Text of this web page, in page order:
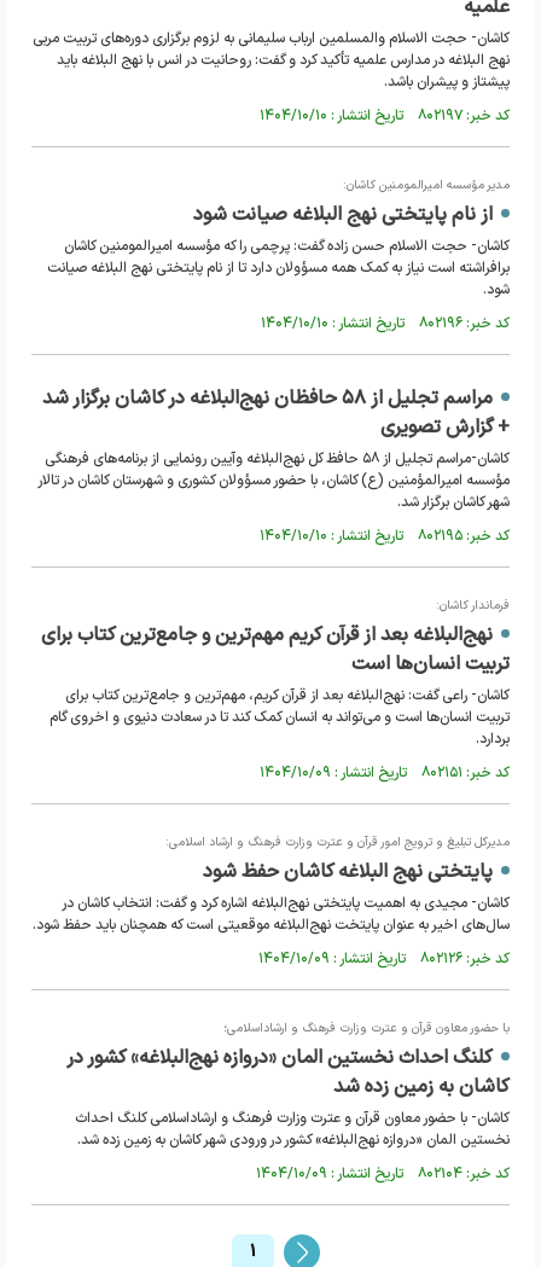
علمیه
کاشان- حجت الاسلام والمسلمین ارباب سلیمانی به لزوم برگزاری دوره‌های تربیت مربی
نهج البلاغه در مدارس علمیه تأکید کرد و گفت: روحانیت در انس با نهج البلاغه باید
پیشتاز و پیشران باشد.
کد خبر: ۸۰۲۱۹۷ تاریخ انتشار : ۱۴۰۴/۱۰/۱۰
مدیر مؤسسه امیرالمومنین کاشان:
از نام پایتختی نهج البلاغه صیانت شود
کاشان- حجت الاسلام حسن زاده گفت: پرچمی را که مؤسسه امیرالمومنین کاشان
برافراشته است نیاز به کمک همه مسؤولان دارد تا از نام پایتختی نهج البلاغه صیانت
شود.
کد خبر: ۸۰۲۱۹۶ تاریخ انتشار : ۱۴۰۴/۱۰/۱۰
مراسم تجلیل از ۵۸ حافظان نهج‌البلاغه در کاشان برگزار شد
+ گزارش تصویری
کاشان-مراسم تجلیل از ۵۸ حافظ کل نهج‌البلاغه وآیین رونمایی از برنامه‌های فرهنگی
مؤسسه امیرالمؤمنین (ع) کاشان، با حضور مسؤولان کشوری و شهرستان کاشان در تالار
شهر کاشان برگزار شد.
کد خبر: ۸۰۲۱۹۵ تاریخ انتشار : ۱۴۰۴/۱۰/۱۰
فرماندار کاشان:
نهج‌البلاغه بعد از قرآن کریم مهم‌ترین و جامع‌ترین کتاب برای
تربیت انسان‌ها است
کاشان- راعی گفت: نهج‌البلاغه بعد از قرآن کریم، مهم‌ترین و جامع‌ترین کتاب برای
تربیت انسان‌ها است و می‌تواند به انسان کمک کند تا در سعادت دنیوی و اخروی گام
بردارد.
کد خبر: ۸۰۲۱۵۱ تاریخ انتشار : ۱۴۰۴/۱۰/۰۹
مدیرکل تبلیغ و ترویج امور قرآن و عترت وزارت فرهنگ و ارشاد اسلامی:
پایتختی نهج البلاغه کاشان حفظ شود
کاشان- مجیدی به اهمیت پایتختی نهج‌البلاغه اشاره کرد و گفت: انتخاب کاشان در
سال‌های اخیر به عنوان پایتخت نهج‌البلاغه موقعیتی است که همچنان باید حفظ شود.
کد خبر: ۸۰۲۱۲۶ تاریخ انتشار : ۱۴۰۴/۱۰/۰۹
با حضور معاون قرآن و عترت وزارت فرهنگ و ارشاداسلامی؛
کلنگ احداث نخستین المان «دروازه نهج‌البلاغه» کشور در
کاشان به زمین زده شد
کاشان- با حضور معاون قرآن و عترت وزارت فرهنگ و ارشاداسلامی کلنگ احداث
نخستین المان «دروازه نهج‌البلاغه» کشور در ورودی شهر کاشان به زمین زده شد.
کد خبر: ۸۰۲۱۰۴ تاریخ انتشار : ۱۴۰۴/۱۰/۰۹
1